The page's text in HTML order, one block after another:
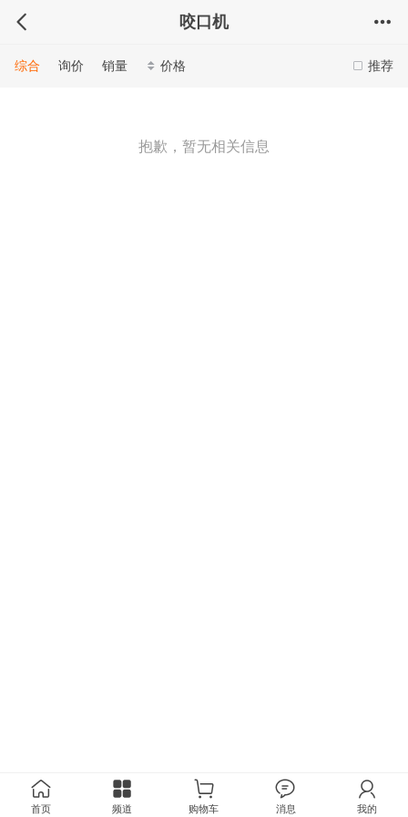
咬口机
推荐
综合 询价 销量 价格
抱歉，暂无相关信息
首页 频道 购物车 消息 我的